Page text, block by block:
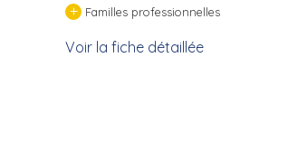
+ Familles professionnelles
Voir la fiche détaillée